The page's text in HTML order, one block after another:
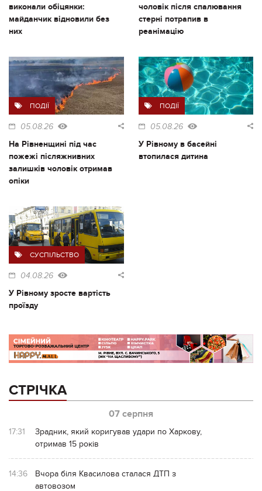
виконали обіцянки:
майданчик відновили без
них
чоловік після спалювання
стерні потрапив в
реанімацію
ПОДІЇ
05.08.26
На Рівненщині під час
пожежі післяжнивних
залишків чоловік отримав
опіки
ПОДІЇ
05.08.26
У Рівному в басейні
втопилася дитина
СУСПІЛЬСТВО
04.08.26
У Рівному зросте вартість
проїзду
СТРІЧКА
07 серпня
17:31
Зрадник, який коригував удари по Харкову,
отримав 15 років
14:36
Вчора біля Квасилова сталася ДТП з
автовозом